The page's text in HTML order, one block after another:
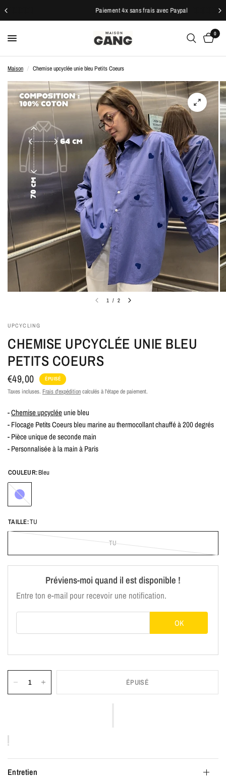
Paiement 4x sans frais avec Paypal
0
Maison / Chemise upcyclée unie bleu Petits Coeurs
1 / 2
UPCYCLING
CHEMISE UPCYCLÉE UNIE BLEU
PETITS COEURS
€49,00 ÉPUISÉ
Taxes incluses. Frais d'expéditioncalculés à l'étape de paiement.
-Chemise upcycléeunie bleu
- Flocage Petits Coeurs bleu marine au thermocollant chauffé à 200 degrés
- Pièce unique de seconde main
- Personnalisée à la main à Paris
COULEUR:Bleu
Bleu
TAILLE:TU
TU
Préviens-moi quand il est disponible !
Entre ton e-mail pour recevoir une notification.
OK
ÉPUISÉ
Entretien